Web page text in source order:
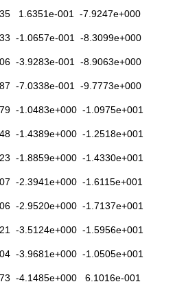
1.6351e-001 -7.9247e+000
-1.0657e-001 -8.3099e+000
-3.9283e-001 -8.9063e+000
-7.0338e-001 -9.7773e+000
-1.0483e+000 -1.0975e+001
-1.4389e+000 -1.2518e+001
-1.8859e+000 -1.4330e+001
-2.3941e+000 -1.6115e+001
-2.9520e+000 -1.7137e+001
-3.5124e+000 -1.5956e+001
-3.9681e+000 -1.0505e+001
-4.1485e+000 6.1016e-001